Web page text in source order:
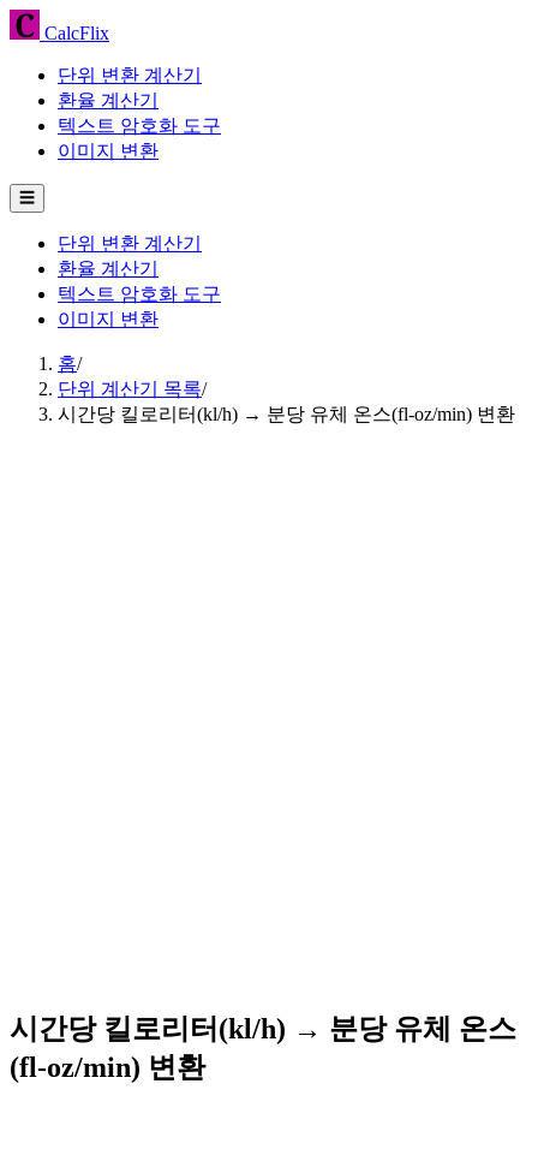
CalcFlix
단위 변환 계산기
환율 계산기
텍스트 암호화 도구
이미지 변환
☰
단위 변환 계산기
환율 계산기
텍스트 암호화 도구
이미지 변환
홈/
단위 계산기 목록/
시간당 킬로리터(kl/h) → 분당 유체 온스(fl-oz/min) 변환
시간당 킬로리터(kl/h) → 분당 유체 온스
(fl-oz/min) 변환